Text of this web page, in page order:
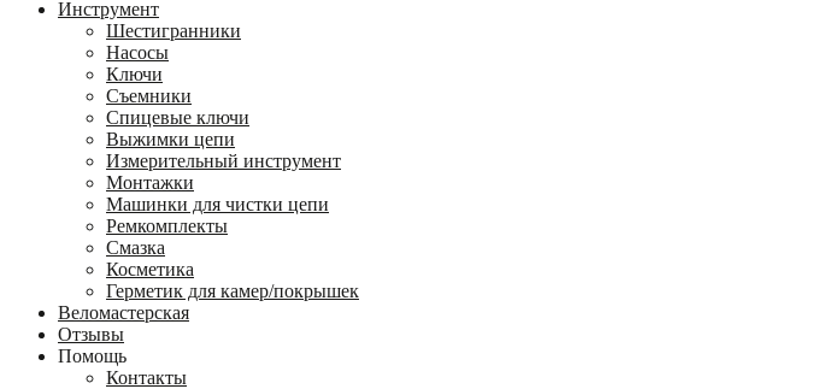
Инструмент
Шестигранники
Насосы
Ключи
Съемники
Спицевые ключи
Выжимки цепи
Измерительный инструмент
Монтажки
Машинки для чистки цепи
Ремкомплекты
Смазка
Косметика
Герметик для камер/покрышек
Веломастерская
Отзывы
Помощь
Контакты